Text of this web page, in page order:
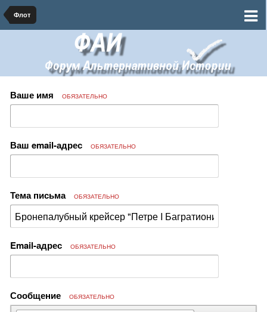
Флот
Ваше имя ОБЯЗАТЕЛЬНО
Ваш email-адрес ОБЯЗАТЕЛЬНО
Тема письма ОБЯЗАТЕЛЬНО
Email-адрес ОБЯЗАТЕЛЬНО
Сообщение ОБЯЗАТЕЛЬНО